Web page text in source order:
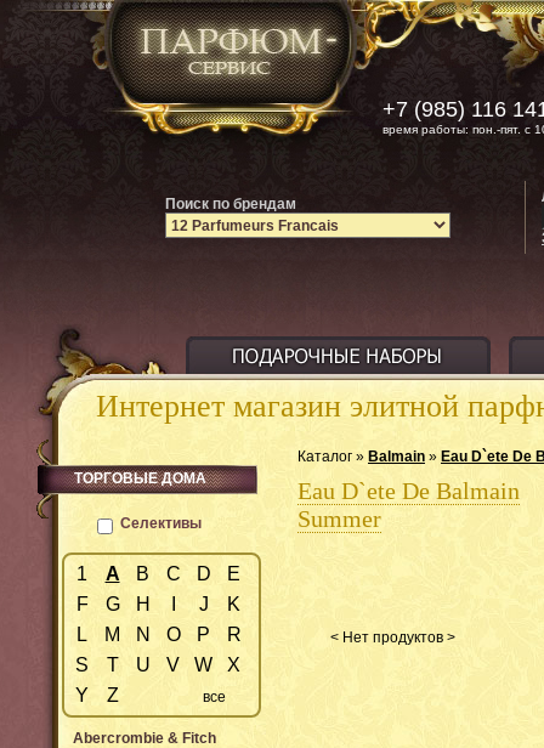
Интернет магазин элитной
Каталог » Balmain » Eau D`ete De
Eau D`ete De Balmain
Summer
< Нет продуктов >
ТОРГОВЫЕ ДОМА
Селективы
1 A B C D
E
F
G H J
K
L
M N O P
R
S
T U V W
X
Y
Z все
Abercrombie & Fitch
+7 (985) 116
время работы: пон.-пят. с
Поиск по брендам